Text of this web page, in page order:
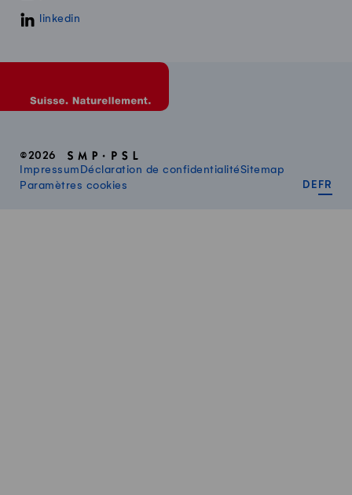
linkedin
©2026
Impressum Déclaration de confidentialitéSitemap
Paramètres cookies
DE FR